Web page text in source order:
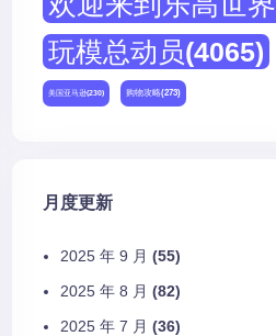
玩模总动员(4065)
美国亚马逊(230) 购物攻略(273)
月度更新
2025 年 9 月 (55)
2025 年 8 月 (82)
2025 年 7 月 (36)